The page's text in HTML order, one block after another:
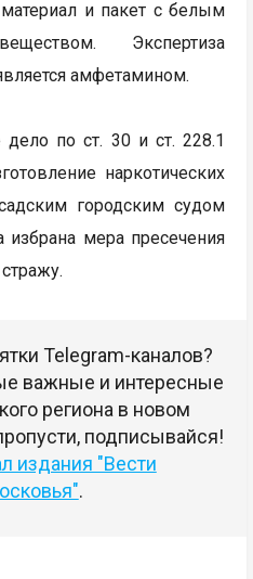
и пакет с белым
Экспертиза
амфетамином.
по ст. 30 и ст. 228.1
наркотических
городским судом
избрана мера пресечения
Telegram-каналов?
важные и интересные
региона в новом
подписывайся!
издания "Вести
.